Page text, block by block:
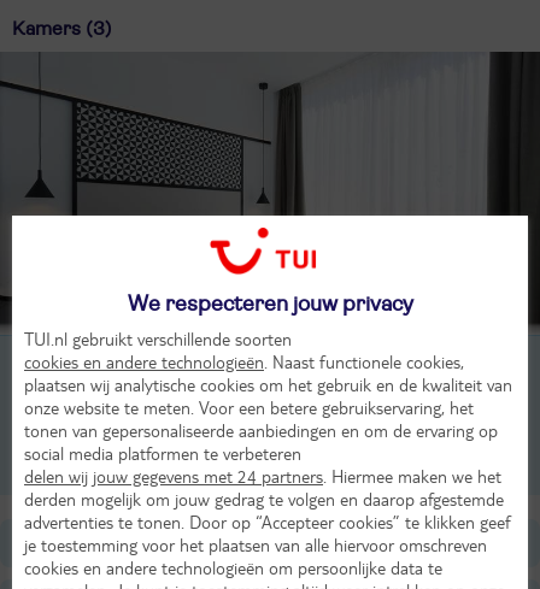
Kamers (3)
2-persoonskamer, 2-3 pers
3-persoonskamer, 3-5 pers
4-persoonskamer, 4-4 pers
Ligging
We respecteren jouw privacy
TUI.nl gebruikt verschillende soorten
cookies en andere technologieën . Naast functionele cookies,
plaatsen wij analytische cookies om het gebruik en de kwaliteit van
onze website te meten. Voor een betere gebruikservaring, het
tonen van gepersonaliseerde aanbiedingen en om de ervaring op
social media platformen te verbeteren
delen wij jouw gegevens met 24 partners . Hiermee maken we het
derden mogelijk om jouw gedrag te volgen en daarop afgestemde
advertenties te tonen. Door op “Accepteer cookies” te klikken geef
je toestemming voor het plaatsen van alle hiervoor omschreven
cookies en andere technologieën om persoonlijke data te